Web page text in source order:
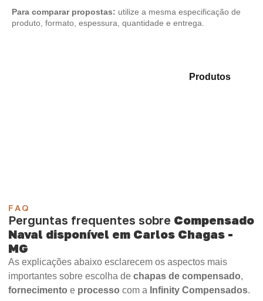
Para comparar propostas: utilize a mesma especificação de
produto, formato, espessura, quantidade e entrega.
Produtose
FAQ
Perguntas frequentes sobre Compensado
Naval disponível em Carlos Chagas -
MG
As explicações abaixo esclarecem os aspectos mais
importantes sobre escolha de chapas de compensado,
fornecimento e processo com a Infinity Compensados.